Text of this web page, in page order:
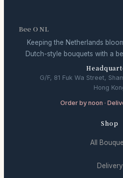
Bee O NL
Keeping the Netherlands
Dutch-style bouquets with a
G/F, 81 Fuk Wa Street,
Hong
Order by noon ·
Shop
All
Delivery